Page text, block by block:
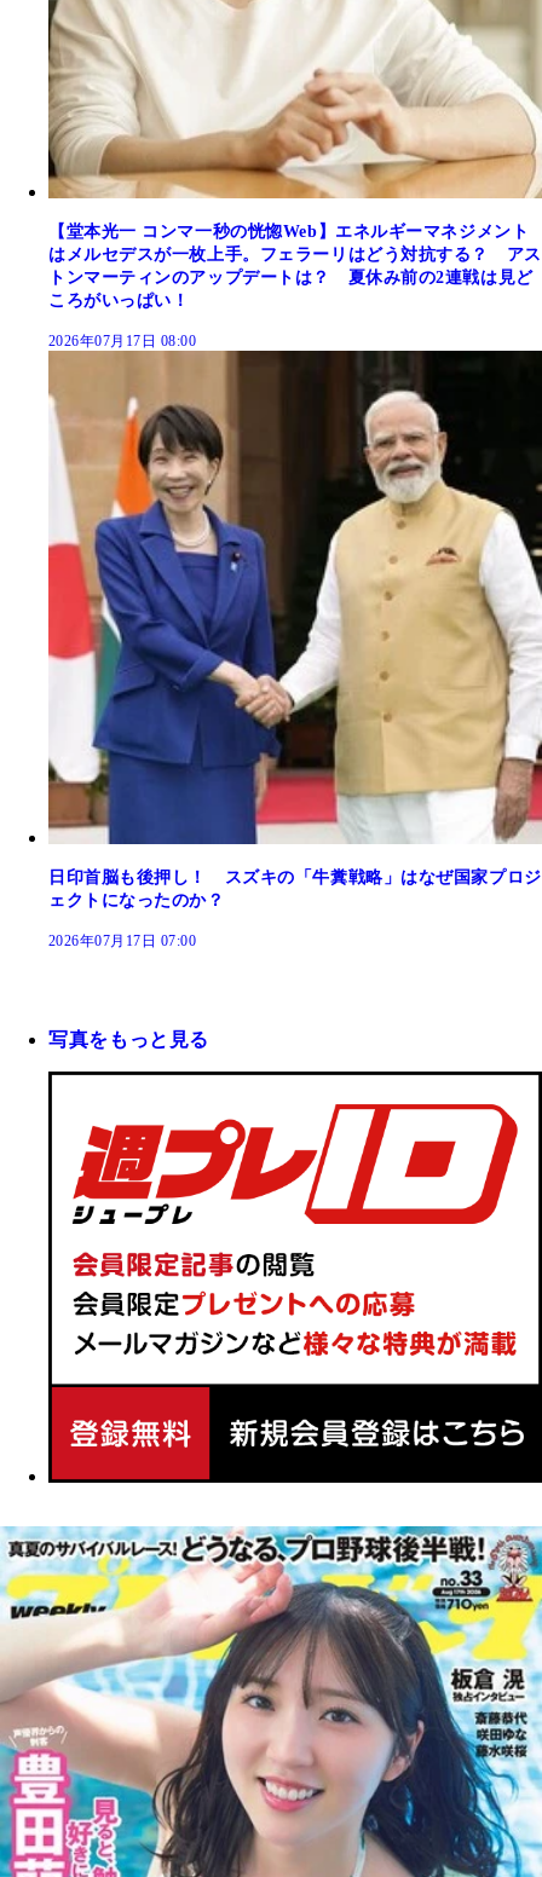
【堂本光一 コンマ一秒の恍惚Web】エネルギーマネジメント
はメルセデスが一枚上手。フェラーリはどう対抗する？ アス
トンマーティンのアップデートは？ 夏休み前の2連戦は見ど
ころがいっぱい！
2026年07月17日 08:00
日印首脳も後押し！ スズキの「牛糞戦略」はなぜ国家プロジ
ェクトになったのか？
2026年07月17日 07:00
写真をもっと見る